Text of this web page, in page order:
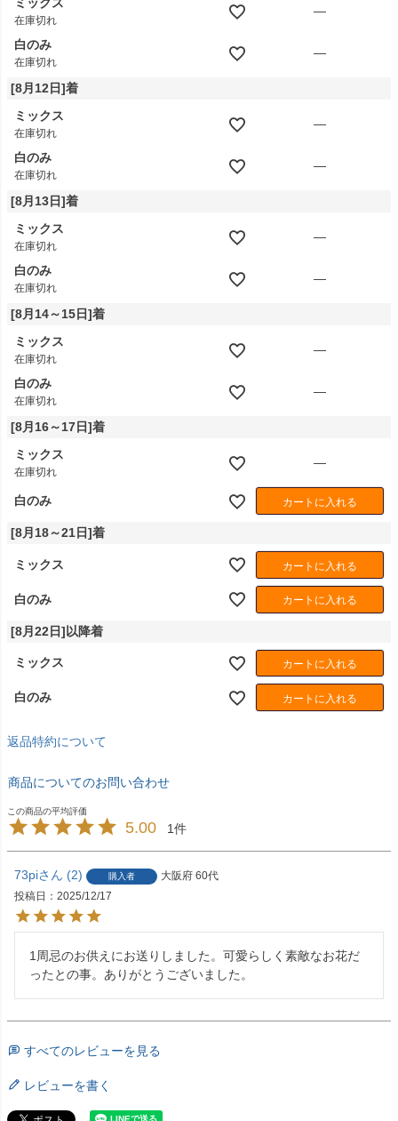
在庫切れ
—
白のみ
在庫切れ
—
[8月12日]着
ミックス
在庫切れ
—
白のみ
在庫切れ
—
[8月13日]着
ミックス
在庫切れ
—
白のみ
在庫切れ
—
[8月14～15日]着
ミックス
在庫切れ
—
白のみ
在庫切れ
—
[8月16～17日]着
ミックス
在庫切れ
—
白のみ カートに入れる
[8月18～21日]着
ミックス カートに入れる
白のみ カートに入れる
[8月22日]以降着
ミックス カートに入れる
白のみ カートに入れる
返品特約について
商品についてのお問い合わせ
5.00 1
73pi 2 購入者 大阪府 60代
投稿日
2025/12/17
1周忌のお供えにお送りしました。可愛らしく素敵なお花だ
ったとの事。ありがとうございました。
すべてのレビューを見る
レビューを書く